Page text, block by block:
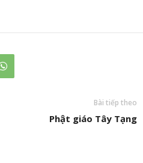
Bài tiếp theo
Phật giáo Tây Tạng